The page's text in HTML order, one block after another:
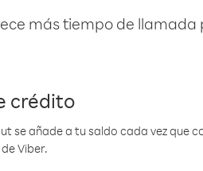
más tiempo de llamada
crédito
se añade a tu saldo cada vez que
Viber.